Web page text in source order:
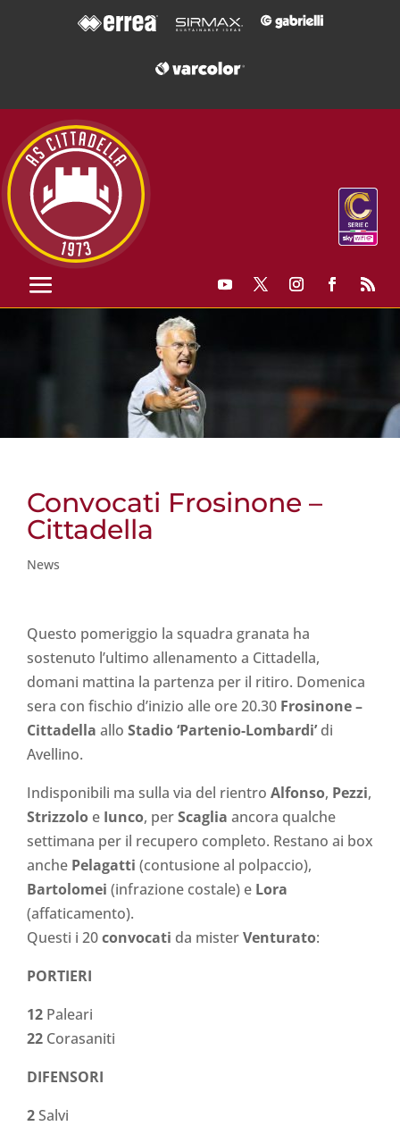
Convocati Frosinone –
Cittadella
News
Questo pomeriggio la squadra granata ha
sostenuto l’ultimo allenamento a Cittadella,
domani mattina la partenza per il ritiro. Domenica
sera con fischio d’inizio alle ore 20.30 Frosinone –
Cittadella allo Stadio ‘Partenio-Lombardi’di
Avellino.
Indisponibili ma sulla via del rientro Alfonso, Pezzi,
Strizzolo e Iunco, perScaglia ancora qualche
settimana per il recupero completo. Restano ai box
anche Pelagatti (contusione al polpaccio),
Bartolomei (infrazione costale) e Lora
(affaticamento).
Questi i 20convocati da misterVenturato:
PORTIERI
12 Paleari
22 Corasaniti
DIFENSORI
2Salvi